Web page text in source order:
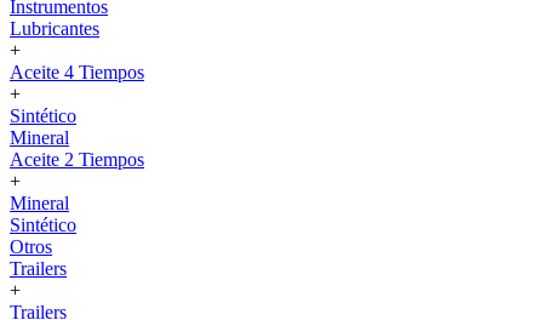
Instrumentos
Lubricantes
+
Aceite 4 Tiempos
+
Sintético
Mineral
Aceite 2 Tiempos
+
Mineral
Sintético
Otros
Trailers
+
Trailers